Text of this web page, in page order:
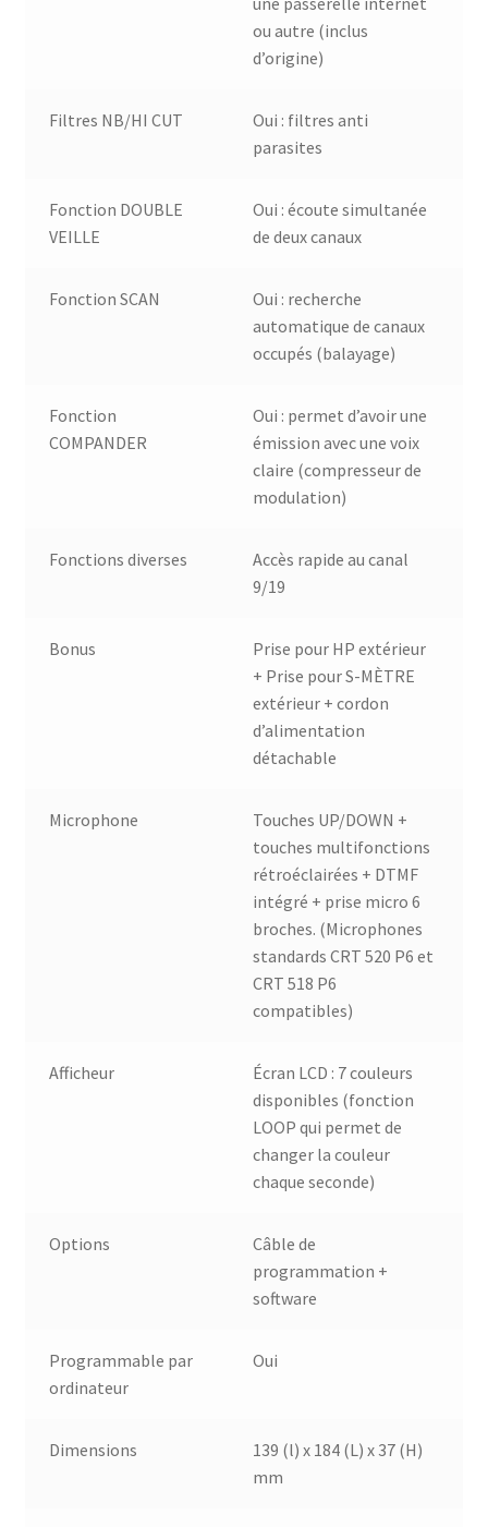
ou autre (inclus
d’origine)
Filtres NB/HI CUT
Oui : filtres anti
parasites
Fonction DOUBLE
VEILLE
Oui : écoute simultanée
de deux canaux
Fonction SCAN
Oui : recherche
automatique de canaux
occupés (balayage)
Fonction
COMPANDER
Oui : permet d’avoir une
émission avec une voix
claire (compresseur de
modulation)
Fonctions diverses
Accès rapide au canal
9/19
Bonus
Prise pour HP extérieur
+ Prise pour S-MÈTRE
extérieur + cordon
d’alimentation
détachable
Microphone
Touches UP/DOWN +
touches multifonctions
rétroéclairées + DTMF
intégré + prise micro 6
broches. (Microphones
standards CRT 520 P6 et
CRT 518 P6
compatibles)
Afficheur
Écran LCD : 7 couleurs
disponibles (fonction
LOOP qui permet de
changer la couleur
chaque seconde)
Options
Câble de
programmation +
software
Programmable par
ordinateur
Oui
Dimensions
139 (l) x 184 (L) x 37 (H)
mm